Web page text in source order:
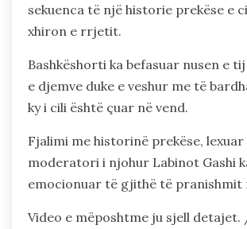
sekuenca të një historie prekëse e
xhiron e rrjetit.
Bashkëshorti ka befasuar nusen e
e djemve duke e veshur me të
ky i cili është çuar në vend.
Fjalimi me historinë prekëse, lexuar
moderatori i njohur Labinot Gashi
emocionuar të gjithë të pranishmit
Video e mëposhtme ju sjell detajet.